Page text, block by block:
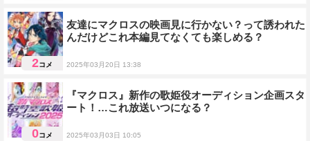
2コメ
友達にマクロスの映画見に行かない？って誘われた
んだけどこれ本編見てなくても楽しめる？
2025年03月20日 13:38
0コメ
『マクロス』新作の歌姫役オーディション企画スタ
ート！…これ放送いつになる？
2025年03月03日 10:05